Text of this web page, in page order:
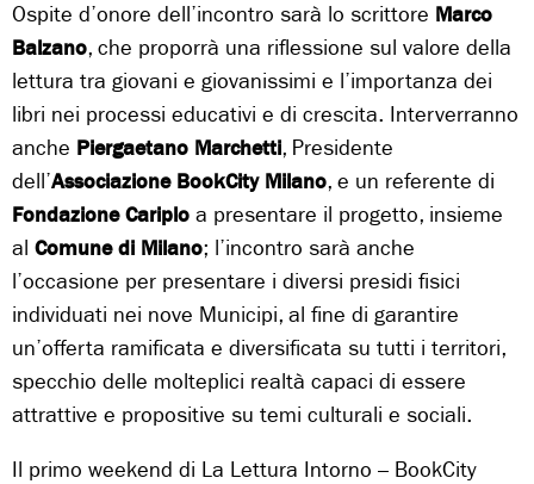
Ospite d’onore dell’incontro sarà lo scrittore Marco
Balzano, che proporrà una riflessione sul valore della
lettura tra giovani e giovanissimi e l’importanza dei
libri nei processi educativi e di crescita. Interverranno
anche Piergaetano Marchetti, Presidente
dell’Associazione BookCity Milano, e un referente di
Fondazione Cariplo a presentare il progetto, insieme
al Comune di Milano; l’incontro sarà anche
l’occasione per presentare i diversi presidi fisici
individuati nei nove Municipi, al fine di garantire
un’offerta ramificata e diversificata su tutti i territori,
specchio delle molteplici realtà capaci di essere
attrattive e propositive su temi culturali e sociali.
Il primo weekend di La Lettura Intorno – BookCity